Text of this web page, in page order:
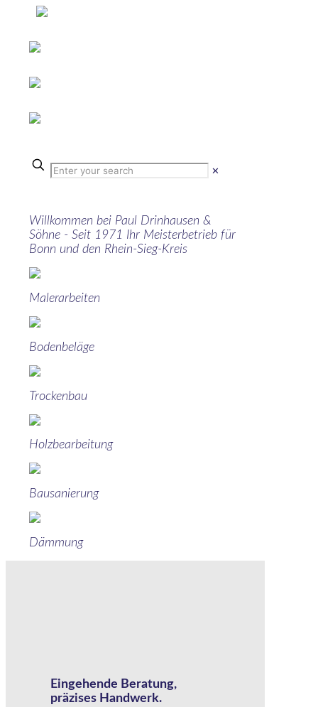
✕
Willkommen bei Paul Drinhausen &
Söhne - Seit 1971 Ihr Meisterbetrieb für
Bonn und den Rhein-Sieg-Kreis
Malerarbeiten
Bodenbeläge
Trockenbau
Holzbearbeitung
Bausanierung
Dämmung
Eingehende Beratung,
präzises Handwerk.